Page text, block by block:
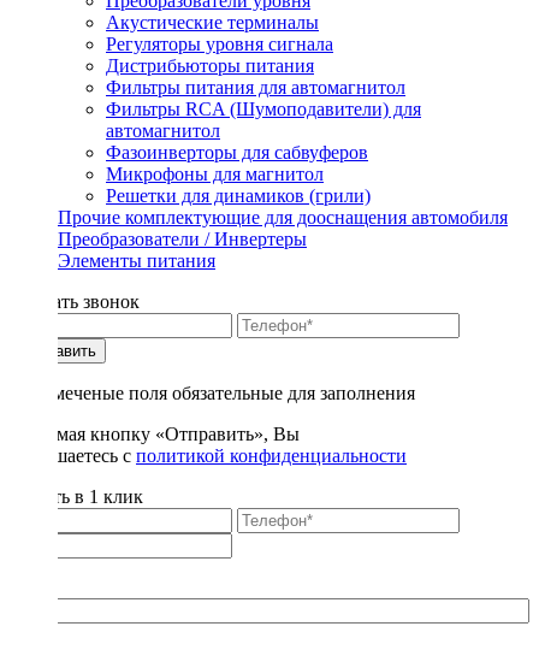
Акустические терминалы
Регуляторы уровня сигнала
Дистрибьюторы питания
Фильтры питания для автомагнитол
Фильтры RCA (Шумоподавители) для
автомагнитол
Фазоинверторы для сабвуферов
Микрофоны для магнитол
Решетки для динамиков (грили)
Прочие комплектующие для дооснащения автомобиля
Преобразователи / Инвертеры
Элементы питания
Заказать звонок
Отправить
* - отмеченые поля обязательные для заполнения
Нажимая кнопку «Отправить», Вы
соглашаетесь с политикой конфиденциальности
Купить в 1 клик